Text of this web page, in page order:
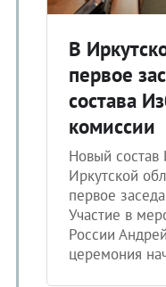
В
первое
состава
комиссии
Новый состав
Иркутской
первое
Участие в
России
церемония